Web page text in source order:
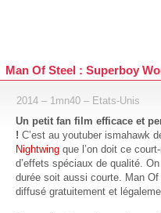
Man Of Steel : Superboy
2014 – 1mn40 – Etats-Unis
Un petit fan film efficace et
! C’est au youtuber ismahawk
Nightwing que l’on doit ce
d’effets spéciaux de qualité.
durée soit aussi courte. Man
diffusé gratuitement et